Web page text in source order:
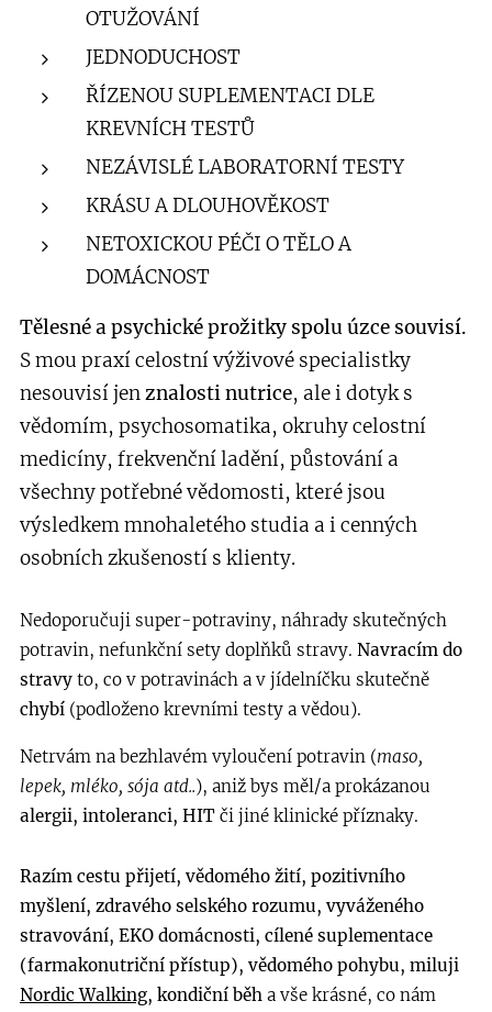
OTUŽOVÁNÍ
JEDNODUCHOST
ŘÍZENOU SUPLEMENTACI DLE
KREVNÍCH TESTŮ
NEZÁVISLÉ LABORATORNÍ TESTY
KRÁSU A DLOUHOVĚKOST
NETOXICKOU PÉČI O TĚLO A
DOMÁCNOST
Tělesné a psychické prožitky spolu úzce souvisí.
S mou praxí celostní výživové specialistky
nesouvisí jenznalosti nutrice, ale i dotyk s
vědomím, psychosomatika, okruhy celostní
medicíny, frekvenční ladění, půstování a
všechny potřebné vědomosti, které jsou
výsledkem mnohaletého studia a i cenných
osobních zkušeností s klienty.
Nedoporučuji super-potraviny, náhrady skutečných
potravin, nefunkční sety doplňků stravy. Navracím do
stravy to, co v potravinách a v jídelníčku skutečně
chybí (podloženo krevními testy a vědou).
Netrvám na bezhlavém vyloučení potravin (maso,
lepek, mléko, sója atd..), aniž bys měl/a prokázanou
alergii, intoleranci, HIT či jiné klinické příznaky.
Razím cestu přijetí, vědomého žití, pozitivního
myšlení, zdravého selského rozumu, vyváženého
stravování, EKO domácnosti, cílené suplementace
(farmakonutriční přístup), vědomého pohybu, miluji
Nordic Walking, kondiční běh a vše krásné, co nám